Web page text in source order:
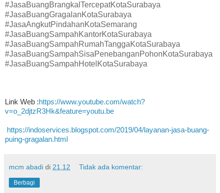
#JasaBuangBrangkalTercepatKotaSurabaya
#JasaBuangGragalanKotaSurabaya
#JasaAngkutPindahanKotaSemarang
#JasaBuangSampahKantorKotaSurabaya
#JasaBuangSampahRumahTanggaKotaSurabaya
#JasaBuangSampahSisaPenebanganPohonKotaSurabaya
#JasaBuangSampahHotelKotaSurabaya
Link Web :https://www.youtube.com/watch?
v=o_2djtzR3Hk&feature=youtu.be
https://indoservices.blogspot.com/2019/04/layanan-jasa-buang-
puing-gragalan.html
mcm abadi di 21.12 Tidak ada komentar:
Berbagi